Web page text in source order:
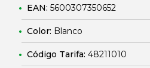
EAN: 5600307350652
Color: Blanco
Código Tarifa: 48211010